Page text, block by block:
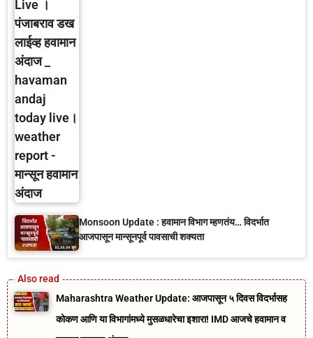
Monsoon Update : हवामान विभाग म्हणतंय… विदर्भात
आजपासून मान्सूनपूर्व पावसाची शक्यता
Maharashtra Weather Update: आजपासून ५ दिवस विदर्भासह
कोकण आणि या विभागांमध्ये मुसळधारेचा इशारा! IMD आजचे हवामान व